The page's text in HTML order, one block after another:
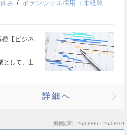
み
ポテンシャル採用（未経験
【ビジネ
として、世
詳細へ
掲載期間 26/08/06～26/08/19